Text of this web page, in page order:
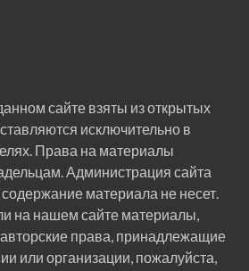
сайте взяты из открытых
исключительно в
Права на материалы
Администрация сайта
содержание материала не несет.
на нашем сайте материалы,
права, принадлежащие
или организации, пожалуйста,